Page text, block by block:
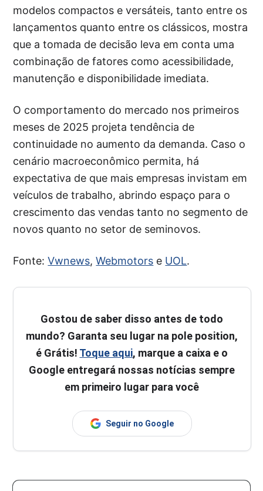
modelos compactos e versáteis, tanto entre os
lançamentos quanto entre os clássicos, mostra
que a tomada de decisão leva em conta uma
combinação de fatores como acessibilidade,
manutenção e disponibilidade imediata.
O comportamento do mercado nos primeiros
meses de 2025 projeta tendência de
continuidade no aumento da demanda. Caso o
cenário macroeconômico permita, há
expectativa de que mais empresas invistam em
veículos de trabalho, abrindo espaço para o
crescimento das vendas tanto no segmento de
novos quanto no setor de seminovos.
Fonte:Vwnews,Webmotors e UOL.
Gostou de saber disso antes de todo
mundo? Garanta seu lugar na pole position,
é Grátis! Toque aqui, marque a caixa e o
Google entregará nossas notícias sempre
em primeiro lugar para você
Seguir no Google